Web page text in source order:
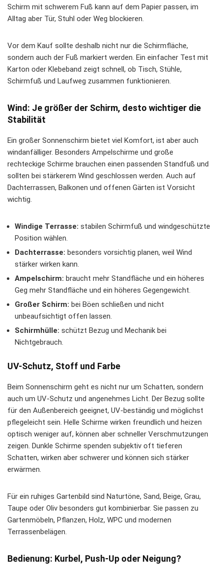
Schirm mit schwerem Fuß kann auf dem Papier passen, im
Alltag aber Tür, Stuhl oder Weg blockieren.
Vor dem Kauf sollte deshalb nicht nur die Schirmfläche,
sondern auch der Fuß markiert werden. Ein einfacher Test mit
Karton oder Klebeband zeigt schnell, ob Tisch, Stühle,
Schirmfuß und Laufweg zusammen funktionieren.
Wind: Je größer der Schirm, desto wichtiger die
Stabilität
Ein großer Sonnenschirm bietet viel Komfort, ist aber auch
windanfälliger. Besonders Ampelschirme und große
rechteckige Schirme brauchen einen passenden Standfuß und
sollten bei stärkerem Wind geschlossen werden. Auch auf
Dachterrassen, Balkonen und offenen Gärten ist Vorsicht
wichtig.
Windige Terrasse: stabilen Schirmfuß und windgeschützte
Position wählen.
Dachterrasse: besonders vorsichtig planen, weil Wind
stärker wirken kann.
Ampelschirm: braucht mehr Standfläche und ein höheres
Geg mehr Standfläche und ein höheres Gegengewicht.
Großer Schirm: bei Böen schließen und nicht
unbeaufsichtigt offen lassen.
Schirmhülle: schützt Bezug und Mechanik bei
Nichtgebrauch.
UV-Schutz, Stoff und Farbe
Beim Sonnenschirm geht es nicht nur um Schatten, sondern
auch um UV-Schutz und angenehmes Licht. Der Bezug sollte
für den Außenbereich geeignet, UV-beständig und möglichst
pflegeleicht sein. Helle Schirme wirken freundlich und heizen
optisch weniger auf, können aber schneller Verschmutzungen
zeigen. Dunkle Schirme spenden subjektiv oft tieferen
Schatten, wirken aber schwerer und können sich stärker
erwärmen.
Für ein ruhiges Gartenbild sind Naturtöne, Sand, Beige, Grau,
Taupe oder Oliv besonders gut kombinierbar. Sie passen zu
Gartenmöbeln, Pflanzen, Holz, WPC und modernen
Terrassenbelägen.
Bedienung: Kurbel, Push-Up oder Neigung?